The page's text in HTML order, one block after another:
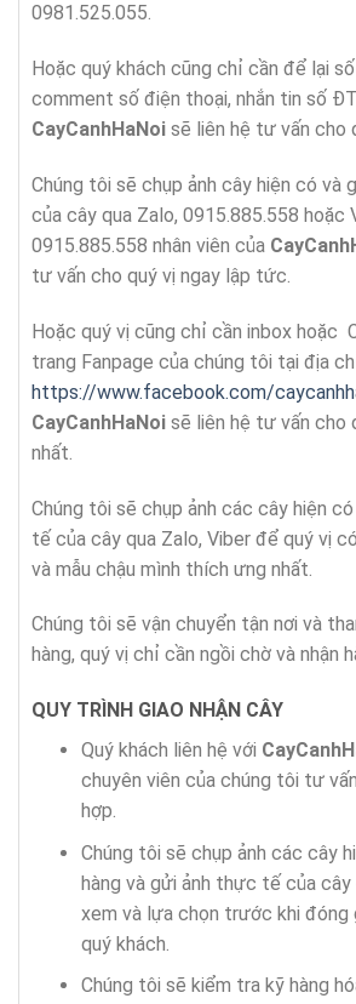
0981.525.055.
Hoặc quý khách cũng chỉ cần để lại
comment số điện thoại, nhắn tin số
CayCanhHaNoi sẽ liên hệ tư vấn cho
Chúng tôi sẽ chụp ảnh cây hiện có và
của cây qua Zalo, 0915.885.558 hoặc
0915.885.558 nhân viên của
tư vấn cho quý vị ngay lập tức.
Hoặc quý vị cũng chỉ cần inbox hoặc
trang Fanpage của chúng tôi tại địa
https://www.facebook.com/
CayCanhHaNoi sẽ liên hệ tư vấn cho
nhất.
Chúng tôi sẽ chụp ảnh các cây hiện
tế của cây qua Zalo, Viber để quý vị
và mẫu chậu mình thích ưng nhất.
Chúng tôi sẽ vận chuyển tận nơi và
hàng, quý vị chỉ cần ngồi chờ và nhận
QUY TRÌNH GIAO NHẬN CÂY
Quý khách liên hệ với
chuyên viên của chúng tôi tư
hợp.
Chúng tôi sẽ chụp ảnh các cây
hàng và gửi ảnh thực tế của cây
xem và lựa chọn trước khi đóng
quý khách.
Chúng tôi sẽ kiểm tra kỹ hàng